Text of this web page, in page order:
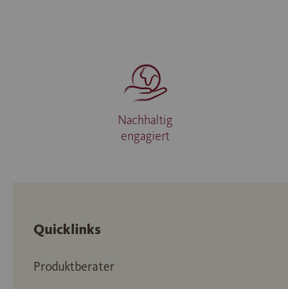
Nachhaltig
engagiert
Quicklinks
Produktberater